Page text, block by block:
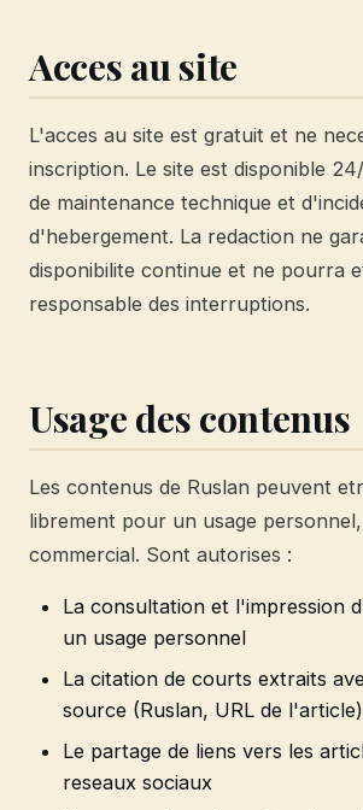
Acces au site
L'acces au site est gratuit et ne
inscription. Le site est disponible
de maintenance technique et
d'hebergement. La redaction ne
disponibilite continue et ne pourra
responsable des interruptions.
Usage des contenus
Les contenus de Ruslan peuvent
librement pour un usage
commercial. Sont autorises :
La consultation et l'impression
un usage personnel
La citation de courts extraits
source (Ruslan, URL de l'article)
Le partage de liens vers les
reseaux sociaux